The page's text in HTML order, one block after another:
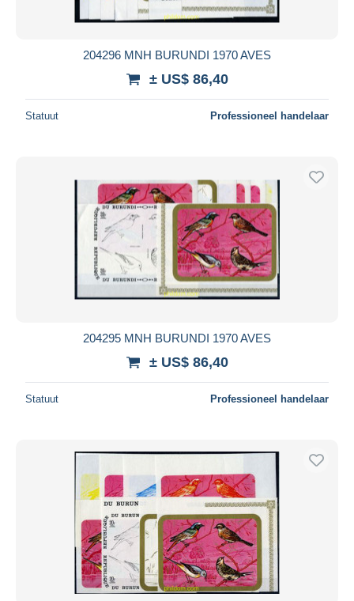
204296 MNH BURUNDI 1970 AVES
± US$ 86,40
Statuut Professioneel handelaar
204295 MNH BURUNDI 1970 AVES
± US$ 86,40
Statuut Professioneel handelaar